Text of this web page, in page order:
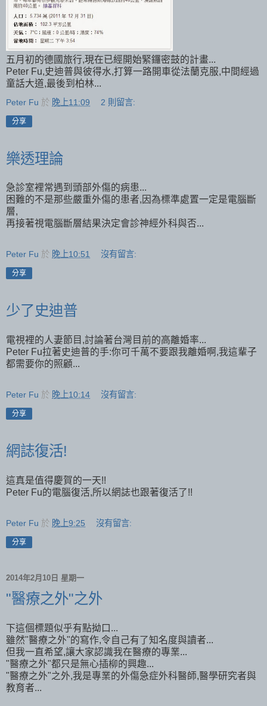
五月初的德國旅行,現在已經開始緊鑼密鼓的計畫...
Peter Fu,史迪普與彼得水,打算一路開車從法蘭克服,中間經過
童話大道,最後到柏林...
Peter Fu 於 晚上11:09 2 則留言:
分享
樂透理論
急診室裡常遇到頭部外傷的病患...
困難的不是那些嚴重外傷的患者,因為標準處置一定是電腦斷
層,
再接著視電腦斷層結果決定會診神經外科與否...
Peter Fu 於 晚上10:51 沒有留言:
分享
少了史迪普
電視裡的人妻節目,討論著台灣目前的高離婚率...
Peter Fu拉著史迪普的手:你可千萬不要跟我離婚啊,我這輩子
都需要你的照顧...
Peter Fu 於 晚上10:14 沒有留言:
分享
網誌復活!
這真是值得慶賀的一天!!
Peter Fu的電腦復活,所以網誌也跟著復活了!!
Peter Fu 於 晚上9:25 沒有留言:
分享
2014年2月10日 星期一
"醫療之外"之外
下這個標題似乎有點拗口...
雖然"醫療之外"的寫作,令自己有了知名度與讀者...
但我一直希望,讓大家認識我在醫療的專業...
"醫療之外"都只是無心插柳的興趣...
"醫療之外"之外,我是專業的外傷急症外科醫師,醫學研究者與
教育者...